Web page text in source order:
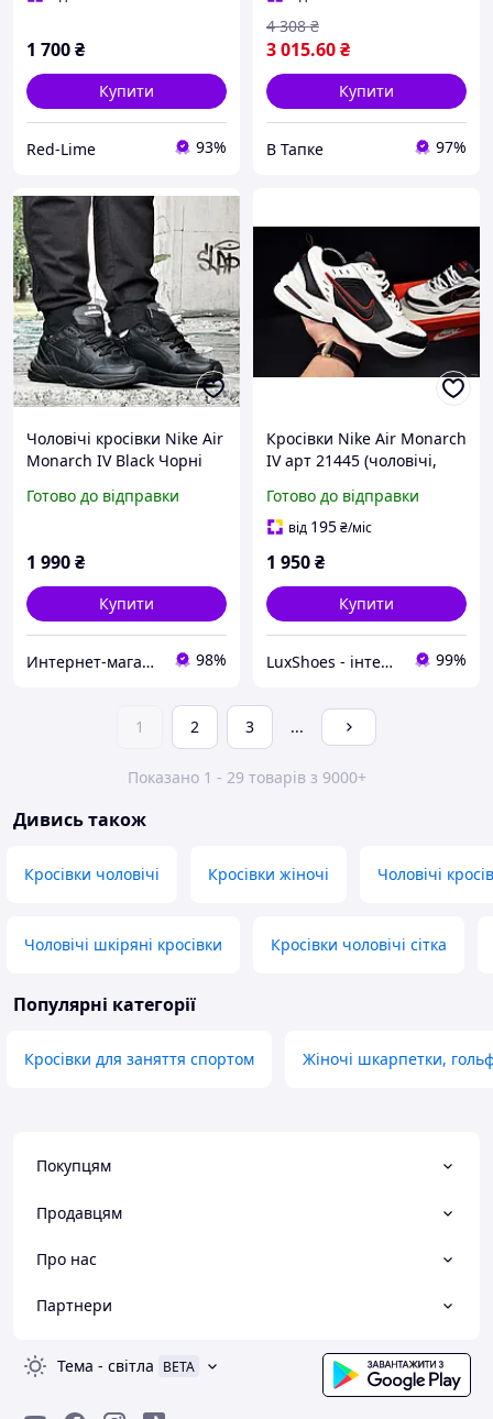
1 700₴
Купити
Red-Lime 93%
3 015.60₴
4 308 ₴
Купити
В Тапке 97%
Чоловічі кросівки Nike Air
Monarch IV Black Чорні
Монарх 41,42,43,46
Готово до відправки
1 990₴
Купити
Интернет-магазин Sneakers Boom 98%
Кросівки Nike Air Monarch
IV арт 21445 (чоловічі,
Готово до відправки
від 195₴/міс
1 950₴
Купити
LuxShoes - інтернет-магазин 99%
1 2 3 ...
Показано 1 - 29 товарів з 9000+
Дивись також
Кросівки чоловічі Кросівки жіночі Чоловічі
Чоловічі шкіряні кросівки Кросівки чоловічі сітка
Популярні категорії
Кросівки для заняття спортом Жіночі шкарпетки,
Покупцям
Продавцям
Про нас
Партнери
Тема - світла BETA